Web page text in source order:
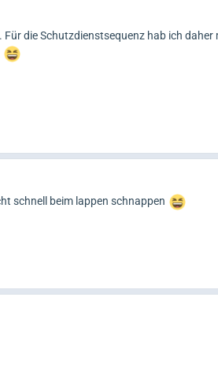
die Schutzdienstsequenz hab ich daher
schnell beim lappen schnappen